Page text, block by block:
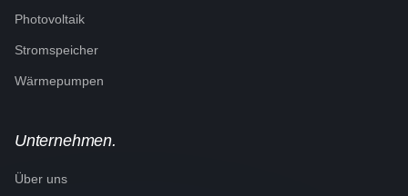
Photovoltaik
Stromspeicher
Wärmepumpen
Unternehmen.
Über uns